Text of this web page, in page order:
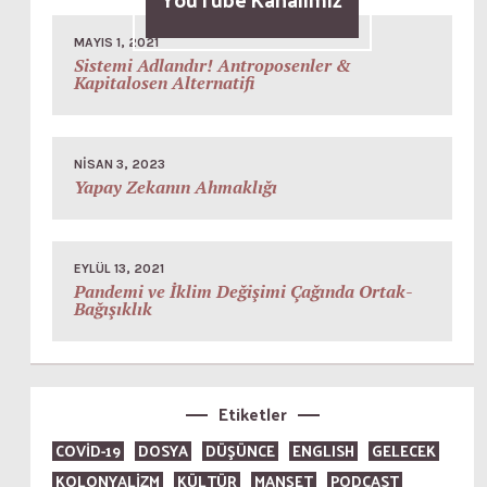
MAYIS 1, 2021
Sistemi Adlandır! Antroposenler &
Kapitalosen Alternatifi
NISAN 3, 2023
Yapay Zekanın Ahmaklığı
EYLÜL 13, 2021
Pandemi ve İklim Değişimi Çağında Ortak-
Bağışıklık
Etiketler
COVID-19 DOSYA DÜŞÜNCE ENGLISH
GELECEK
KOLONYALİZM
KÜLTÜR MANŞET PODCAST